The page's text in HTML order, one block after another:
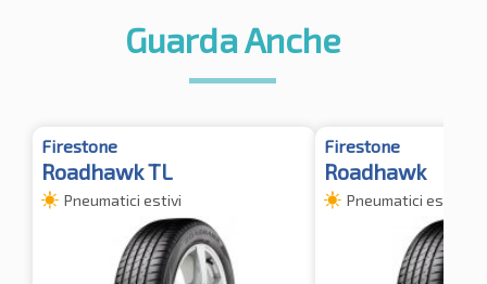
Guarda Anche
Firestone
Roadhawk TL
Pneumatici estivi
Firestone
Roadhawk
Pneumatici estivi